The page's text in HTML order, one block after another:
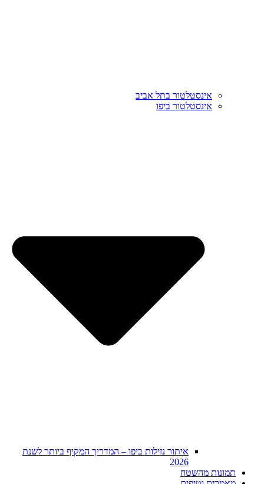
אינסטלטור בתל אביב
אינסטלטור ביפו
איתור נזילות ביפו – המדריך המקיף ביותר לשנת
2026
תמונות מהשטח